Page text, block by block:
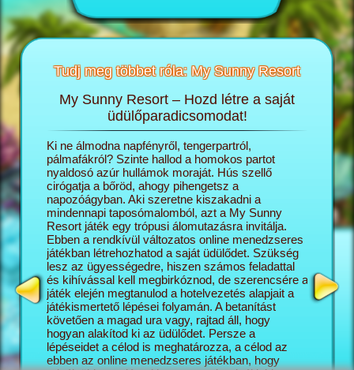
Tudj meg többet róla: My Sunny Resort
My Sunny Resort – Hozd létre a saját
üdülőparadicsomodat!
Ki ne álmodna napfényről, tengerpartról,
pálmafákról? Szinte hallod a homokos partot
nyaldosó azúr hullámok moraját. Hús szellő
cirógatja a bőröd, ahogy pihengetsz a
napozóágyban. Aki szeretne kiszakadni a
mindennapi taposómalomból, azt a My Sunny
Resort játék egy trópusi álomutazásra invitálja.
Ebben a rendkívül változatos online menedzseres
játékban létrehozhatod a saját üdülődet. Szükség
lesz az ügyességedre, hiszen számos feladattal
és kihívással kell megbirkóznod, de szerencsére a
játék elején megtanulod a hotelvezetés alapjait a
játékismertető lépései folyamán. A betanítást
követően a magad ura vagy, rajtad áll, hogy
hogyan alakítod ki az üdülődet. Persze a
lépéseidet a célod is meghatározza, a célod az
ebben az online menedzseres játékban, hogy
A My
saját
mégis